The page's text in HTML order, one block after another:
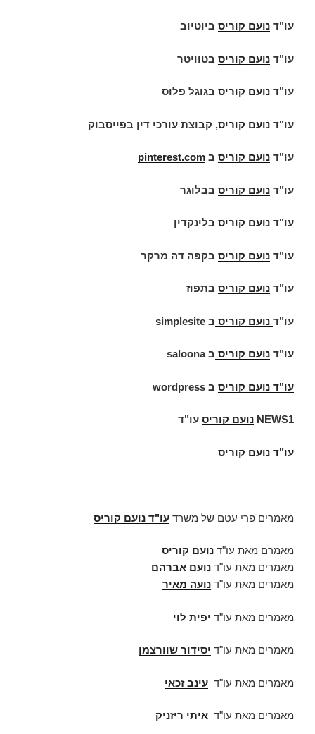
עו"ד נועם קוריס ביוטיוב
עו"ד נועם קוריס בטוויטר
עו"ד נועם קוריס בגוגל פלוס
עו"ד נועם קוריס, קבוצת עורכי דין בפייסבוק
עו"ד נועם קוריס ב pinterest.com
עו"ד נועם קוריס בבלוגר
עו"ד נועם קוריס בלינקדין
עו"ד נועם קוריס בקפה דה מרקר
עו"ד נועם קוריס בתפוז
עו"ד נועם קוריס ב simplesite
עו"ד נועם קוריס בsaloona
עו"ד נועם קוריס ב wordpress
NEWS1 נועם קוריס עו"ד
עו"ד נועם קוריס
מאמרים פרי עטם של משרד עו"ד נועם קוריס
מאמרם מאת עו"ד נועם קוריס
מאמרים מאת עו"ד נועם אברהם
מאמרים מאת עו"ד נועה מאיר
מאמרים מאת עו"ד יפית לוי
מאמרים מאת עו"ד יסידור שוורצמן
מאמרים מאת עו"ד עינב זכאי
מאמרים מאת עו"ד איתי ריזניק